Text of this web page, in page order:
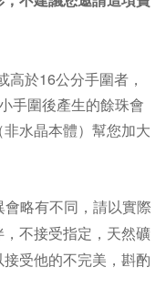
於16公分手圍者，
手圍後產生的餘珠會
水晶本體）幫您加大
略有不同，請以實際
不接受指定，天然礦
受他的不完美，斟酌